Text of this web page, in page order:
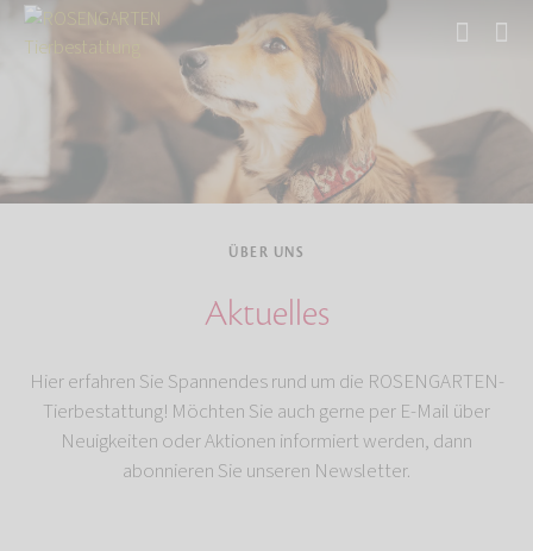
ÜBER UNS
Aktuelles
Hier erfahren Sie Spannendes rund um die ROSENGARTEN-
Tierbestattung! Möchten Sie auch gerne per E-Mail über
Neuigkeiten oder Aktionen informiert werden, dann
abonnieren Sie unseren Newsletter.